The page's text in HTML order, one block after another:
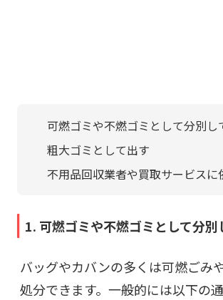
可燃ゴミや不燃ゴミとして分別し
粗大ゴミとして出す
不用品回収業者や買取サービスに
1. 可燃ゴミや不燃ゴミとして分別
バッグやカバンの多くは可燃ごみ
処分できます。一般的には以下の通